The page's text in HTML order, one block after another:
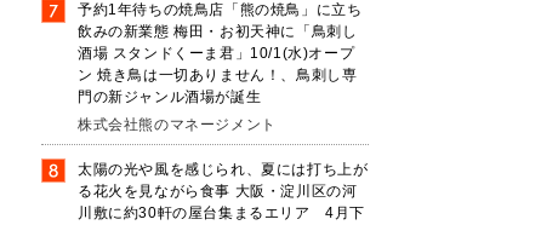
予約1年待ちの焼鳥店「熊の焼鳥」に立ち
飲みの新業態 梅田・お初天神に「鳥刺し
酒場 スタンドくーま君」10/1(水)オープ
ン 焼き鳥は一切ありません！、鳥刺し専
門の新ジャンル酒場が誕生
株式会社熊のマネージメント
太陽の光や風を感じられ、夏には打ち上が
る花火を見ながら食事 大阪・淀川区の河
川敷に約30軒の屋台集まるエリア 4月下